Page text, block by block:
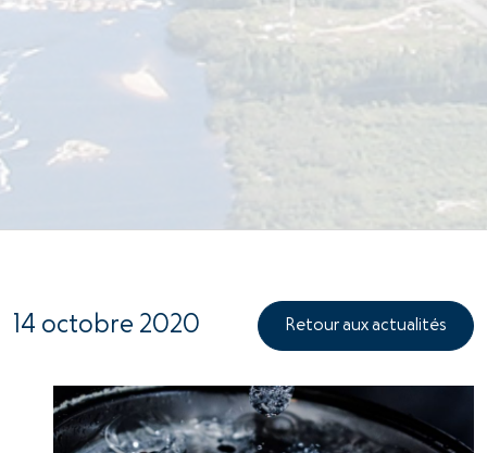
14 octobre 2020 Retour aux actualités